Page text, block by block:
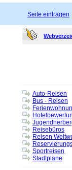
Seite eintragen
Auto-Reisen
Bus - Reisen
Reisebüros
Reisen
Sportreisen
Stadtpläne